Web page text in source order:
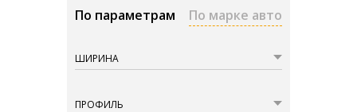
По параметрам По марке авто
ШИРИНА
ПРОФИЛЬ